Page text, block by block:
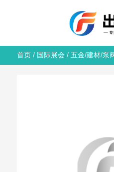
首页/ 国际展会 / 五金/建材/泵